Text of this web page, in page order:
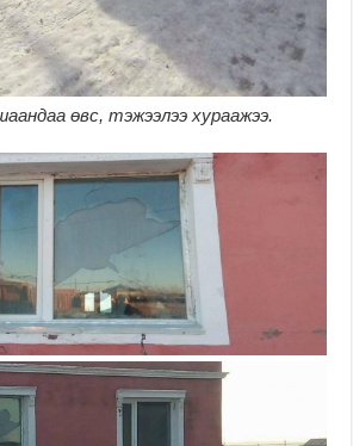
өвс, тэжээлээ хураажээ.